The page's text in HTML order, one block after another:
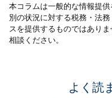
本コラムは一般的な情報提
別の状況に対する税務・法
スを提供するものではあり
相談ください。
よく読